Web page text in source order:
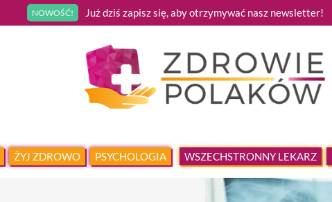
NOWOŚĆ! Już dziś zapisz się, aby otrzymywać nasz newsletter!
ŻYJ ZDROWO PSYCHOLOGIA WSZECHSTRONNY LEKARZ